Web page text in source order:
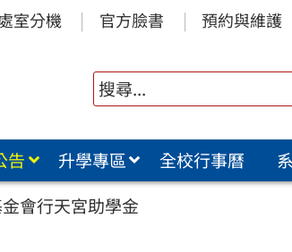
室分機 官方臉書 預約與維護
告 升學專區 全校行事曆
會行天宮助學金